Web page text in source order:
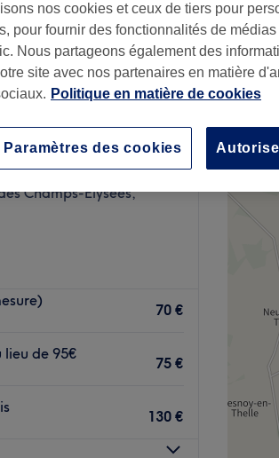
88 €
de Paris, dans
détente. Spécialisé dans
une sélection de
relaxants, soins du
sublimer vos traits en
pied du salon, disservi par
5 avis
Champs-Elysées,
70 €
lieu de 95€
75 €
130 €
nos cookies et ceux de tiers pour
pour fournir des fonctionnalités de
Nous partageons également des
site avec nos partenaires en matière
Politique en matière de cookies
Paramètres des cookies